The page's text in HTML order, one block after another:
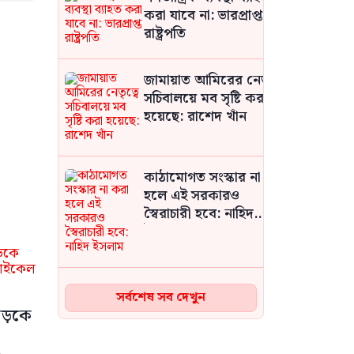
করা যাবে না: ভারপ্রাপ্ত
রাষ্ট্রপতি
জামায়াত আমিরের নেতৃত্বে
সচিবালয়ে মব সৃষ্টি করা
হয়েছে: রাশেদ খাঁন
কাঠামোগত সংস্কার না করা
হলে এই সরকারও
স্বৈরাচারী হবে: নাহিদ
মঞ্চে ছেড়ে নেতাকর্মীদের
সারিতে বসে মতবিনিময়
করলেন শিক্ষামন্ত্রী
সর্বশেষ সব দেখুন